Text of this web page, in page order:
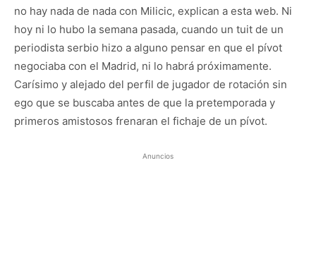
no hay nada de nada con Milicic, explican a esta web. Ni
hoy ni lo hubo la semana pasada, cuando un tuit de un
periodista serbio hizo a alguno pensar en que el pívot
negociaba con el Madrid, ni lo habrá próximamente.
Carísimo y alejado del perfil de jugador de rotación sin
ego que se buscaba antes de que la pretemporada y
primeros amistosos frenaran el fichaje de un pívot.
Anuncios